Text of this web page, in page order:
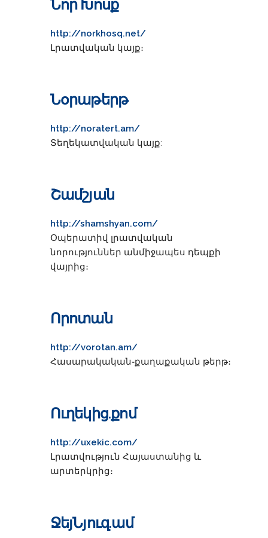
Նոր Խոսք
http://norkhosq.net/
Լրատվական կայք։
Նօրաթերթ
http://noratert.am/
Տեղեկատվական կայք:
Շամշյան
http://shamshyan.com/
Օպերատիվ լրատվական
նորություններ անմիջապես դեպքի
վայրից։
Որոտան
http://vorotan.am/
Հասարակական֊քաղաքական թերթ։
Ուղեկից.քոմ
http://uxekic.com/
Լրատվություն Հայաստանից և
արտերկրից։
ՋեյՆյուզ.ամ